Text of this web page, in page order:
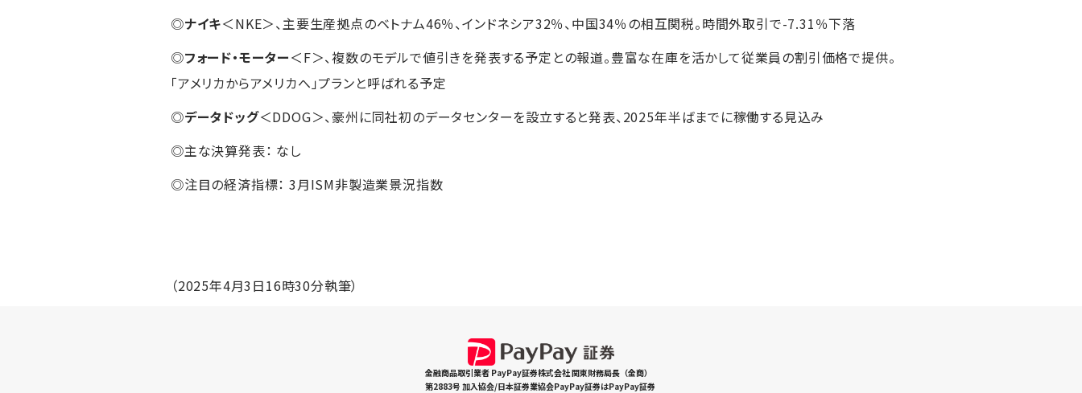
◎ナイキ＜NKE＞、主要生産拠点のベトナム46％、インドネシア32％、中国34％の相互関税。時間外取引で-7.31％下落
◎フォード・モーター＜F＞、複数のモデルで値引きを発表する予定との報道。豊富な在庫を活かして従業員の割引価格で提供。
「アメリカからアメリカへ」プランと呼ばれる予定
◎データドッグ＜DDOG＞、豪州に同社初のデータセンターを設立すると発表、2025年半ばまでに稼働する見込み
◎主な決算発表： なし
◎注目の経済指標： 3月ISM非製造業景況指数
（2025年4月3日16時30分執筆）
金融商品取引業者 PayPay証券株式会社 関東財務局長（金商）
第2883号 加入協会/日本証券業協会PayPay証券はPayPay証券